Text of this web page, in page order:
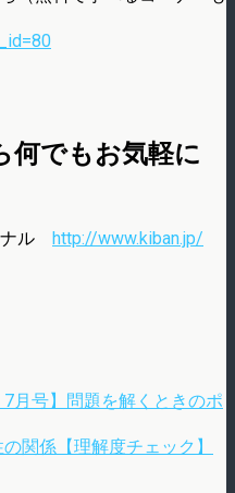
何でもお気軽に
ナル http://www.kiban.jp/
7月号】問題を解くときのポ
関係【理解度チェック】